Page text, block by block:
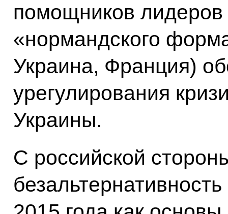
помощников лидеров
«нормандского
Украина, Франция)
урегулирования
Украины.
С российской